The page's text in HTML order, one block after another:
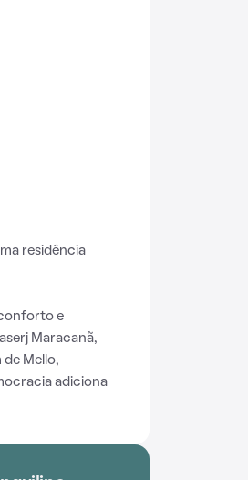
residência
e
Maracanã,
de Mello,
adiciona